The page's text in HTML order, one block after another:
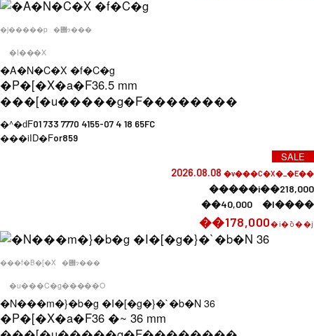
�j�����p �݌ɂ���
�I���X
�A�N�C�X �f�C�g
�P�[�X�a�F36.5 mm
���[�u�����g�F��������
�^�ԁF01 733 7770 4155-07 4 18 65FC
���iID�For859
SALE
2026.08.08 �v���C�X�_�E��
�����i��218,000
��40,000 �l����
��178,000�i�ō��j
���f�B�[�X �݌ɂ���
�u���C�g�����O
�N���m�}�b�g �I�[�g�}�`�b�N 36
�P�[�X�a�F36 �~ 36 mm